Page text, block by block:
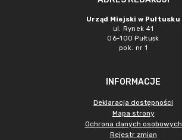
Urząd Miejski w Pułtusku
ul. Rynek 41
06-100 Pułtusk
pok. nr 1
INFORMACJE
Deklaracja dostępności
Mapa strony
Ochrona danych osobowych
Rejestr zmian